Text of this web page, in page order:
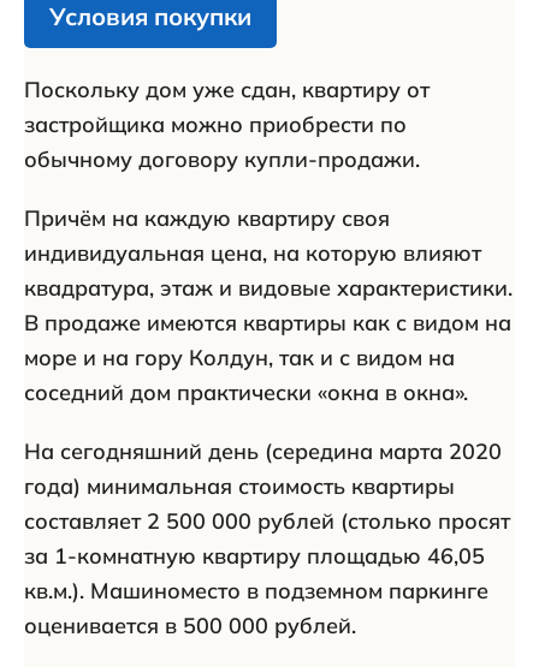
Условия покупки
Поскольку дом уже сдан, квартиру от
застройщика можно приобрести по
обычному договору купли-продажи.
Причём на каждую квартиру своя
индивидуальная цена, на которую влияют
квадратура, этаж и видовые характеристики.
В продаже имеются квартиры как с видом на
море и на гору Колдун, так и с видом на
соседний дом практически «окна в окна».
На сегодняшний день (середина марта 2020
года) минимальная стоимость квартиры
составляет 2 500 000 рублей (столько просят
за 1-комнатную квартиру площадью 46,05
кв.м.). Машиноместо в подземном паркинге
оценивается в 500 000 рублей.